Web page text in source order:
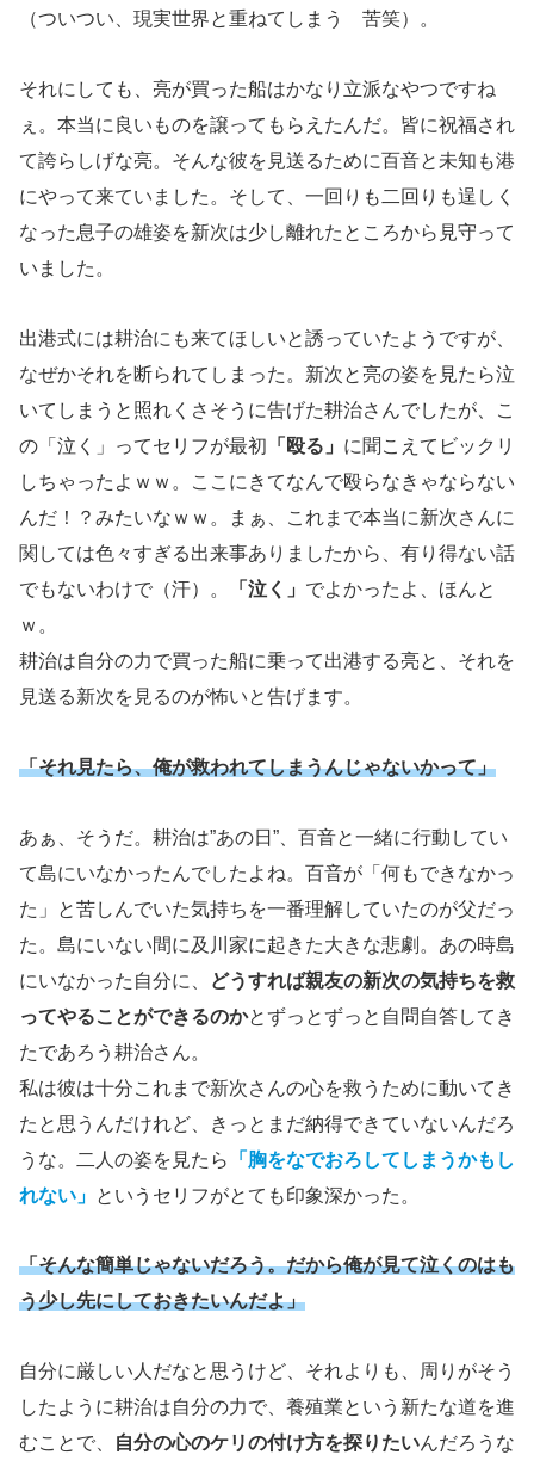
（ついつい、現実世界と重ねてしまう 苦笑）。
それにしても、亮が買った船はかなり立派なやつですね
ぇ。本当に良いものを譲ってもらえたんだ。皆に祝福され
て誇らしげな亮。そんな彼を見送るために百音と未知も港
にやって来ていました。そして、一回りも二回りも逞しく
なった息子の雄姿を新次は少し離れたところから見守って
いました。
出港式には耕治にも来てほしいと誘っていたようですが、
なぜかそれを断られてしまった。新次と亮の姿を見たら泣
いてしまうと照れくさそうに告げた耕治さんでしたが、こ
の「泣く」ってセリフが最初 「殴る」 に聞こえてビックリ
しちゃったよｗｗ。ここにきてなんで殴らなきゃならない
んだ！？みたいなｗｗ。まぁ、これまで本当に新次さんに
関しては色々すぎる出来事ありましたから、有り得ない話
でもないわけで（汗）。
「泣く」 でよかったよ、ほんと
ｗ。
耕治は自分の力で買った船に乗って出港する亮と、それを
見送る新次を見るのが怖いと告げます。
「それ見たら、俺が救われてしまうんじゃないかって」
あぁ、そうだ。耕治は”あの日”、百音と一緒に行動してい
て島にいなかったんでしたよね。百音が「何もできなかっ
た」と苦しんでいた気持ちを一番理解していたのが父だっ
た。島にいない間に及川家に起きた大きな悲劇。あの時島
にいなかった自分に、
どうすれば親友の新次の気持ちを救
ってやることができるのかとずっとずっと自問自答してき
たであろう耕治さん。
私は彼は十分これまで新次さんの心を救うために動いてき
たと思うんだけれど、きっとまだ納得できていないんだろ
うな。二人の姿を見たら
「胸をなでおろしてしまうかもし
れない」 というセリフがとても印象深かった。
「そんな簡単じゃないだろう。だから俺が見て泣くのはも
う少し先にしておきたいんだよ」
自分に厳しい人だなと思うけど、それよりも、周りがそう
したように耕治は自分の力で、養殖業という新たな道を進
むことで、
自分の心のケリの付け方を探りたいんだろうな